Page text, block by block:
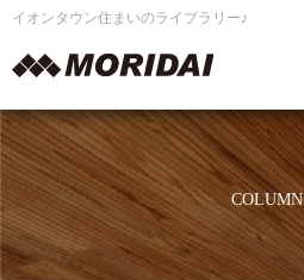
イオンタウン住まいのライブラリー♪
COLUMN